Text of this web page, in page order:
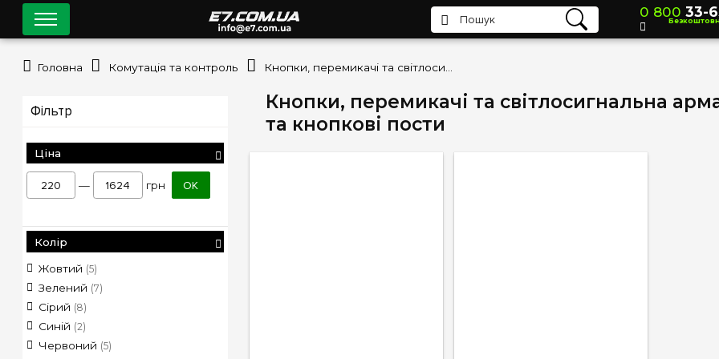
Кнопки, перемикачі та світлосигнальна
та кнопкові пости
Фільтр
Ціна
— грн ОК
Колір
Жовтий (5)
Зелений (7)
Сірий (8)
Синій (2)
Червоний (5)
0 800 33-
Головна Комутація та контроль